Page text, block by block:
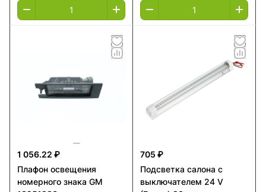
1 056.22 ₽
Плафон освещения
номерного знака GM
705 ₽
Подсветка салона с
выключателем 24 V